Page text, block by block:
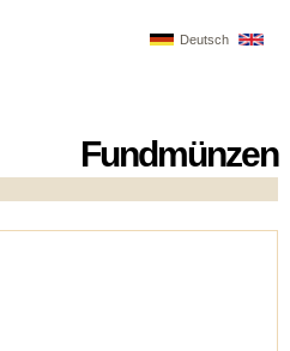
Fundmünzen
Deutsch